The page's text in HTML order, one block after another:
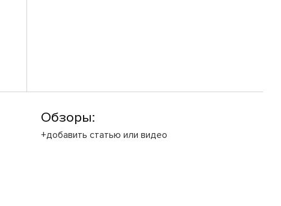
Обзоры:
+добавить статью или видео